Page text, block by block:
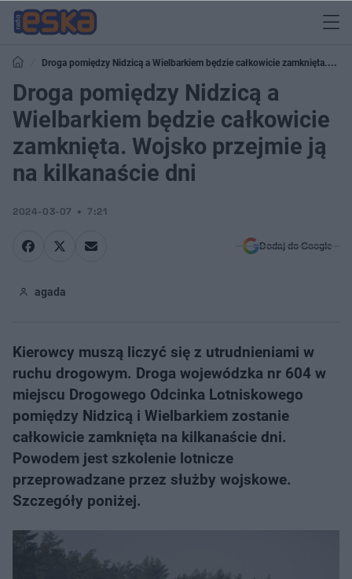
Droga pomiędzy Nidzicą a Wielbarkiem będzie całkowicie zamknięta.
Wojsko przejmie ją na kilkanaście dni
Droga pomiędzy Nidzicą a
Wielbarkiem będzie całkowicie
zamknięta. Wojsko przejmie ją
na kilkanaście dni
2024-03-07 7:21
Dodaj do Google
agada
Kierowcy muszą liczyć się z utrudnieniami w
ruchu drogowym. Droga wojewódzka nr 604 w
miejscu Drogowego Odcinka Lotniskowego
pomiędzy Nidzicą i Wielbarkiem zostanie
całkowicie zamknięta na kilkanaście dni.
Powodem jest szkolenie lotnicze
przeprowadzane przez służby wojskowe.
Szczegóły poniżej.